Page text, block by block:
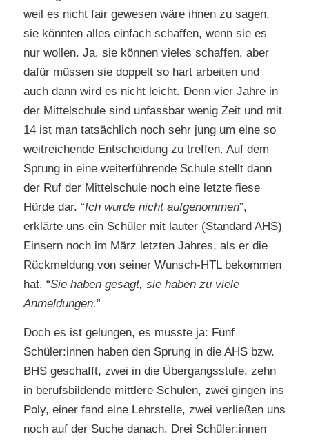
weil es nicht fair gewesen wäre ihnen zu sagen,
sie könnten alles einfach schaffen, wenn sie es
nur wollen. Ja, sie können vieles schaffen, aber
dafür müssen sie doppelt so hart arbeiten und
auch dann wird es nicht leicht. Denn vier Jahre in
der Mittelschule sind unfassbar wenig Zeit und mit
14 ist man tatsächlich noch sehr jung um eine so
weitreichende Entscheidung zu treffen. Auf dem
Sprung in eine weiterführende Schule stellt dann
der Ruf der Mittelschule noch eine letzte fiese
Hürde dar. “Ich wurde nicht aufgenommen”,
erklärte uns ein Schüler mit lauter (Standard AHS)
Einsern noch im März letzten Jahres, als er die
Rückmeldung von seiner Wunsch-HTL bekommen
hat. “Sie haben gesagt, sie haben zu viele
Anmeldungen.”
Doch es ist gelungen, es musste ja: Fünf
Schüler:innen haben den Sprung in die AHS bzw.
BHS geschafft, zwei in die Übergangsstufe, zehn
in berufsbildende mittlere Schulen, zwei gingen ins
Poly, einer fand eine Lehrstelle, zwei verließen uns
noch auf der Suche danach. Drei Schüler:innen